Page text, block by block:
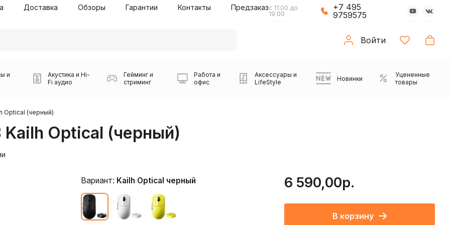
СДЭК
Доставка Обзоры Гарантии Контакты Предзаказс 11:00 до
19:00
+7 495
9759575
Войти
Игровые наушники Беспроводные колонки
и
Микрофоны BOYA Наборы
Акустика и Hi-
Fi аудио
Портативные колонки Ресиверы
Саундбары
Гейминг и
стриминг
Игровые мыши Logitech Геймпады
Работа и
офис
Наборы периферии Коврики для мыши
Аксессуары и
LifeStyle
USB Type-C адаптеры
Новинки
Уцененные
товары
Optical (черный)
Optical (черный)
Вариант: Kailh Optical черный 6 590,00р.
В корзину